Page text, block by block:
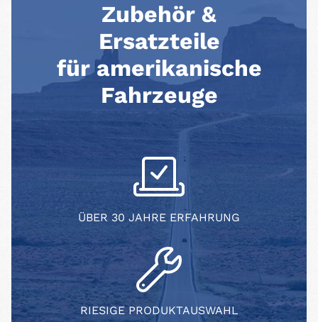
Zubehör &
Ersatzteile
für amerikanische
Fahrzeuge
ÜBER 30 JAHRE ERFAHRUNG
RIESIGE PRODUKTAUSWAHL